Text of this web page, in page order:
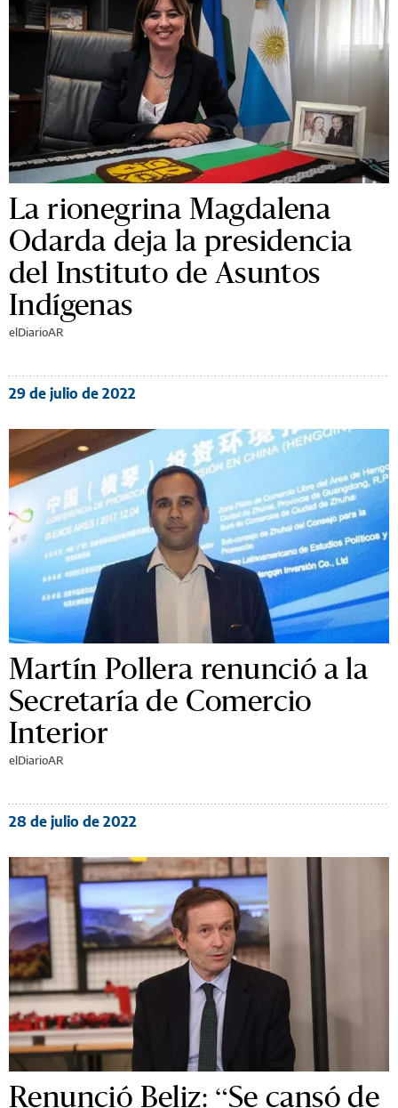
La rionegrina Magdalena
Odarda deja la presidencia
del Instituto de Asuntos
Indígenas
elDiarioAR
29 de julio de 2022
Martín Pollera renunció a la
Secretaría de Comercio
Interior
elDiarioAR
28 de julio de 2022
Renunció Beliz: “Se cansó de